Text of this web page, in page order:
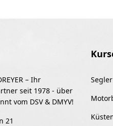
– Ihr
seit 1978 - über
vom DSV & DMYV!
21
Segler